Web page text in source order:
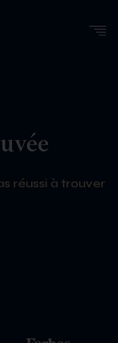
réussi à trouver